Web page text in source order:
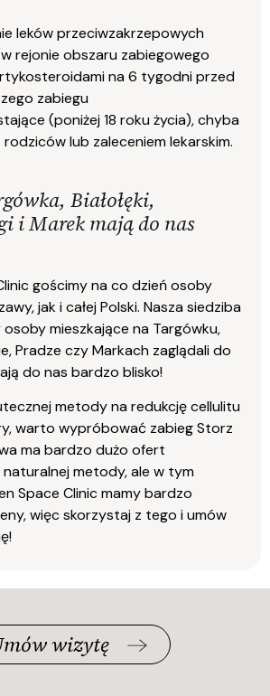
leków przeciwzakrzepowych
rejonie obszaru zabiegowego
na 6 tygodni przed
zabiegu
(poniżej 18 roku życia), chyba
lub zaleceniem lekarskim.
Białołęki,
i Marek mają do nas
gościmy na co dzień osoby
jak i całej Polski. Nasza siedziba
mieszkające na Targówku,
Pradze czy Markach zaglądali do
do nas bardzo blisko!
metody na redukcję cellulitu
warto wypróbować zabieg Storz
ma bardzo dużo ofert
metody, ale w tym
Space Clinic mamy bardzo
więc skorzystaj z tego i umów
wizytę